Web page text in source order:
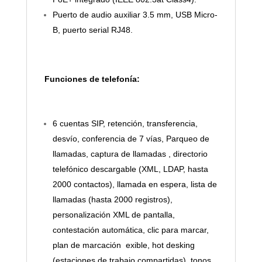
Puerto de audio auxiliar 3.5 mm, USB Micro-
B, puerto serial RJ48.
Funciones de telefonía:
6 cuentas SIP, retención, transferencia,
desvío, conferencia de 7 vías, Parqueo de
llamadas, captura de llamadas , directorio
telefónico descargable (XML, LDAP, hasta
2000 contactos), llamada en espera, lista de
llamadas (hasta 2000 registros),
personalización XML de pantalla,
contestación automática, clic para marcar,
plan de marcación exible, hot desking